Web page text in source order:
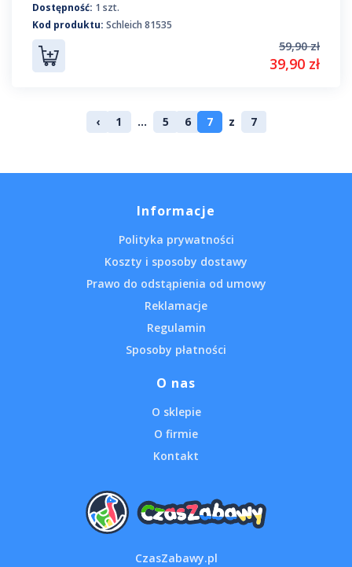
Dostępność: 1 szt.
Kod produktu: Schleich 81535
59,90 zł
39,90 zł
‹ 1 ... 5 6 7 z 7
Informacje
Polityka prywatności
Koszty i sposoby dostawy
Prawo do odstąpienia od umowy
Reklamacje
Regulamin
Sposoby płatności
O nas
O sklepie
O firmie
Kontakt
CzasZabawy.pl